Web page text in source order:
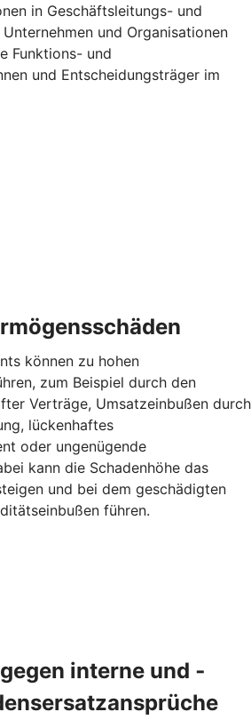
in Geschäftsleitungs- und
und Organisationen
Funktions- und
und Entscheidungsträger im
können zu hohen
zum Beispiel durch den
Verträge, Umsatzeinbußen durch
lückenhaftes
oder ungenügende
kann die Schadenhöhe das
und bei dem geschädigten
führen.
interne und